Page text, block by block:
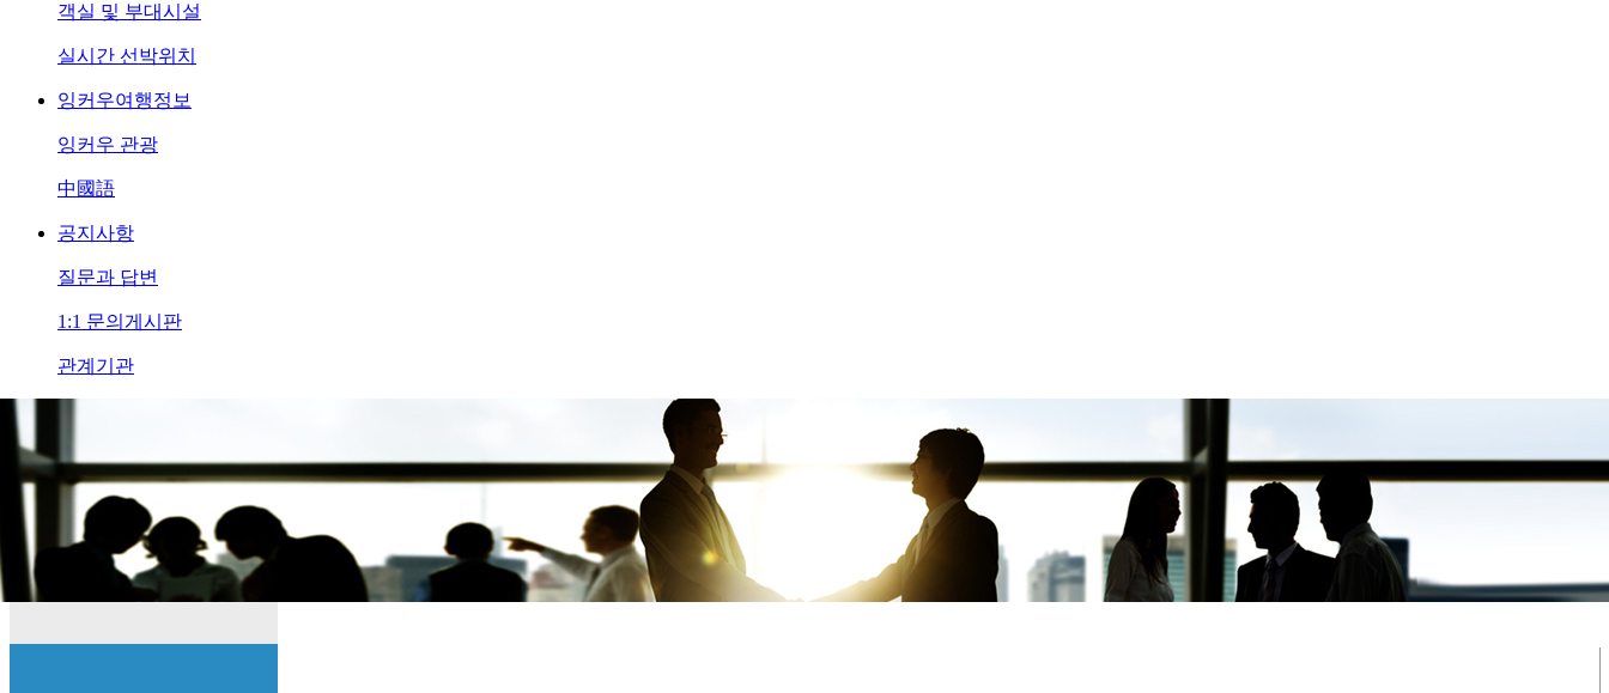
객실 및 부대시설
실시간 선박위치
잉커우여행정보
잉커우 관광
中國語
공지사항
질문과 답변
1:1 문의게시판
관계기관